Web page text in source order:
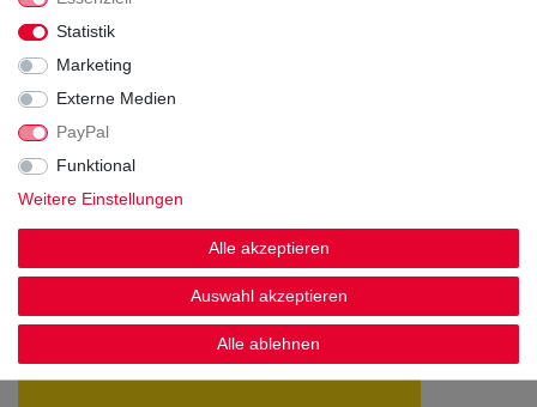
Noch sind keine Bewertungen vorhanden.
Kundenstimmen
Schnelle Lieferung
Datum der Veröffentlichung: 09.08.2026
Datum der Kauferfahrung: 02.08.2026
Statistik
Marketing
Externe Medien
PayPal
Funktional
Weitere Einstellungen
Alle akzeptieren
Auswahl akzeptieren
Alle ablehnen